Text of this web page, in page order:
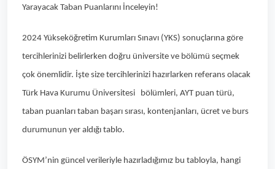
Yarayacak Taban Puanlarını İnceleyin!
2024 Yükseköğretim Kurumları Sınavı (YKS) sonuçlarına göre
tercihlerinizi belirlerken doğru üniversite ve bölümü seçmek
çok önemlidir. İşte size tercihlerinizi hazırlarken referans olacak
Türk Hava Kurumu Üniversitesi bölümleri, AYT puan türü,
taban puanları taban başarı sırası, kontenjanları, ücret ve burs
durumunun yer aldığı tablo.
ÖSYM’nin güncel verileriyle hazırladığımız bu tabloyla, hangi